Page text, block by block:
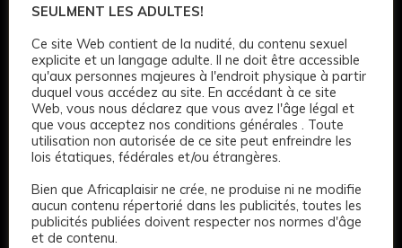
SEULMENT LES ADULTES!
Ce site Web contient de la nudité, du contenu sexuel
explicite et un langage adulte. Il ne doit être accessible
qu'aux personnes majeures à l'endroit physique à partir
duquel vous accédez au site. En accédant à ce site
Web, vous nous déclarez que vous avez l'âge légal et
que vous acceptez nos conditions générales . Toute
utilisation non autorisée de ce site peut enfreindre les
lois étatiques, fédérales et/ou étrangères.
Bien que Africaplaisir ne crée, ne produise ni ne modifie
aucun contenu répertorié dans les publicités, toutes les
publicités publiées doivent respecter nos normes d'âge
et de contenu.